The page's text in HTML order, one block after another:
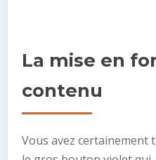
La mise en
contenu
Vous avez certainement